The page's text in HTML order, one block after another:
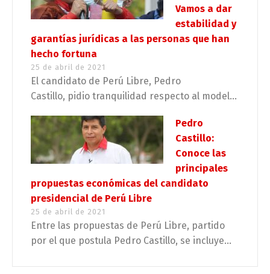
Vamos a dar
estabilidad y
garantías jurídicas a las personas que han
hecho fortuna
25 de abril de 2021
El candidato de Perú Libre, Pedro
Castillo, pidio tranquilidad respecto al model...
Pedro
Castillo:
Conoce las
principales
propuestas económicas del candidato
presidencial de Perú Libre
25 de abril de 2021
Entre las propuestas de Perú Libre, partido
por el que postula Pedro Castillo, se incluye...